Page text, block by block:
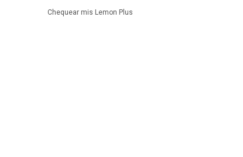
Chequear mis Lemon Plus